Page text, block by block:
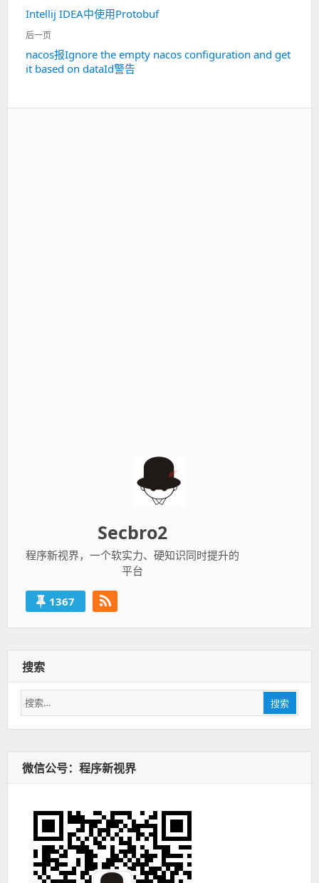
导
航
上
一
Intellij IDEA中使用Protobuf
后一页
下
一
nacos报Ignore the empty nacos configuration and get
it based on dataId警告
Secbro2
程序新视界，一个软实力、硬知识同时提升的
平台
1367
搜索
搜
索：
搜索
微信公号：程序新视界